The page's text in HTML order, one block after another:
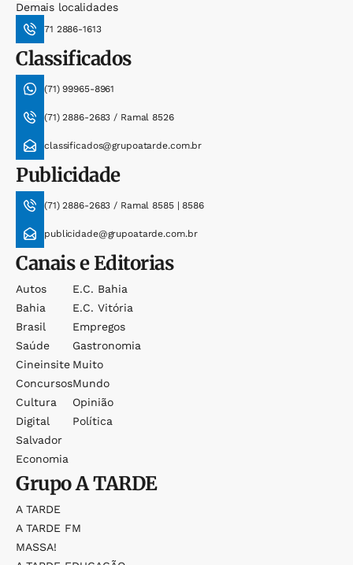
Demais localidades
71 2886-1613
Classificados
(71) 99965-8961
(71) 2886-2683 / Ramal 8526
classificados@grupoatarde.com.br
Publicidade
(71) 2886-2683 / Ramal 8585 | 8586
publicidade@grupoatarde.com.br
Canais e Editorias
Autos
Bahia
Brasil
Saúde
Cineinsite
Concursos
Cultura
Digital
Salvador
Economia
E.c. Bahia
E.c. Vitória
Empregos
Gastronomia
Muito
Mundo
Opinião
Política
GrupoA TARDE
A TARDE
A TARDE FM
MASSA!